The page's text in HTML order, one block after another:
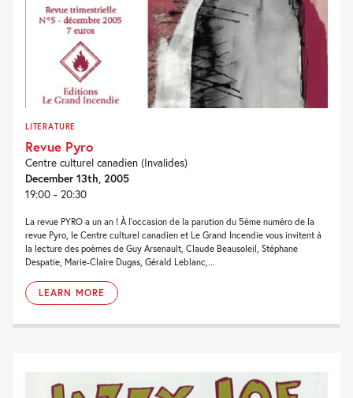
LITERATURE
Revue Pyro
Centre culturel canadien (Invalides)
December 13th, 2005
19:00 - 20:30
La revue PYRO a un an ! À l’occasion de la parution du 5ème numéro de la
revue Pyro, le Centre culturel canadien et Le Grand Incendie vous invitent à
la lecture des poèmes de Guy Arsenault, Claude Beausoleil, Stéphane
Despatie, Marie-Claire Dugas, Gérald Leblanc,...
LEARN MORE